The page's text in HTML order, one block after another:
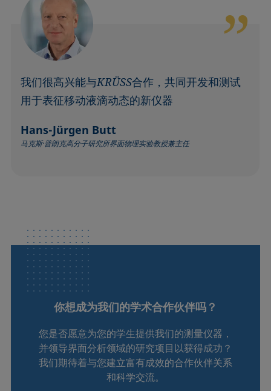
我们很高兴能与KRÜSS合作，共同开发和测试
用于表征移动液滴动态的新仪器
Hans-Jürgen Butt
马克斯·普朗克高分子研究所界面物理实验教授兼主任
你想成为我们的学术合作伙伴吗？
您是否愿意为您的学生提供我们的测量仪器，
并领导界面分析领域的研究项目以获得成功？
我们期待着与您建立富有成效的合作伙伴关系
和科学交流。